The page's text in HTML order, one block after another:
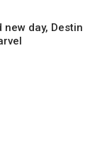
day, Destin